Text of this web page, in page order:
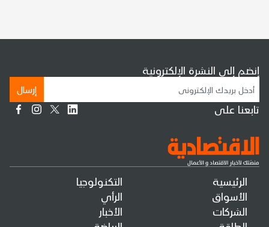
الرئيسية
الأسواق
الشركات
التكنولوجيا
الرأي
الأخبار
إنضم إلى النشرة الإلكترونية
إرسال
تابعنا على